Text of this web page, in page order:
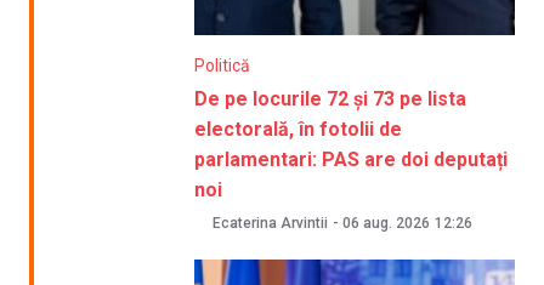
Politică
De pe locurile 72 și 73 pe lista
electorală, în fotolii de
parlamentari: PAS are doi deputați
noi
Ecaterina Arvintii - 06 aug. 2026 12:26